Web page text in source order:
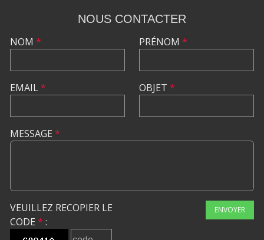
NOUS CONTACTER
NOM *
EMAIL*
PRÉNOM *
OBJET *
MESSAGE *
VEUILLEZ RECOPIER LE
CODE * :
ENVOYER